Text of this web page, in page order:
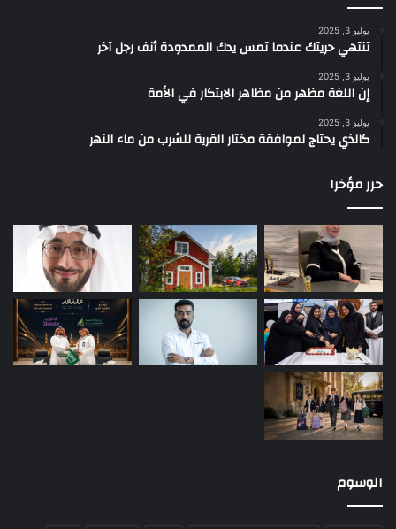
يوليو 3, 2025
تنتهي حريتك عندما تمس يدك الممدودة أنف رجل آخر
يوليو 3, 2025
إن اللغة مظهر من مظاهر الابتكار في الأمة
يوليو 3, 2025
كالذي يحتاج لموافقة مختار القرية للشرب من ماء النهر
حرر مؤخرا
الوسوم